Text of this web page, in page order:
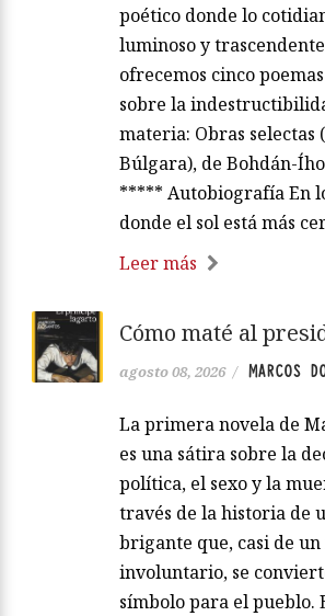
poético donde lo
luminoso y
ofrecemos cinco
sobre la
materia: Obras selectas
Búlgara), de Bohdán-
***** Autobiografía En
donde el sol está más
Leer más
Cómo maté al
agosto 08, 2026 / MARCOS
La primera novela de
es una sátira sobre la
política, el sexo y la
través de la historia de
brigante que, casi de un
involuntario, se
símbolo para el pueblo.